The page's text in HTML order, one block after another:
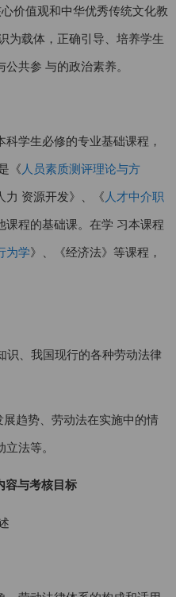
价值观和中华优秀传统文化教
为载体，正确引导、培养学生
共参 与的政治素养。
学生必修的专业基础课程，
《人员素质测评理论与方
力 资源开发》、《人才中介职
程的基础课。在学 习本课程
为学》、《经济法》等课程，
识、我国现行的各种劳动法律
趋势、劳动法在实施中的情
法等。
容与考核目标